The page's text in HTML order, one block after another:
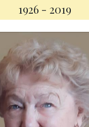
1926 - 2019